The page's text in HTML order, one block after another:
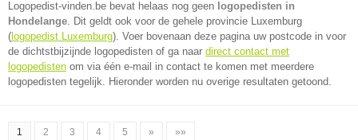
Logopedist-vinden.be bevat helaas nog geen logopedisten in
Hondelange. Dit geldt ook voor de gehele provincie Luxemburg
( logopedist Luxemburg). Voer bovenaan deze pagina uw postcode in voor
de dichtstbijzijnde logopedisten of ga naar direct contact met
logopedisten om via één e-mail in contact te komen met meerdere
logopedisten tegelijk. Hieronder worden nu overige resultaten getoond.
1 2 3 4 5 » »»